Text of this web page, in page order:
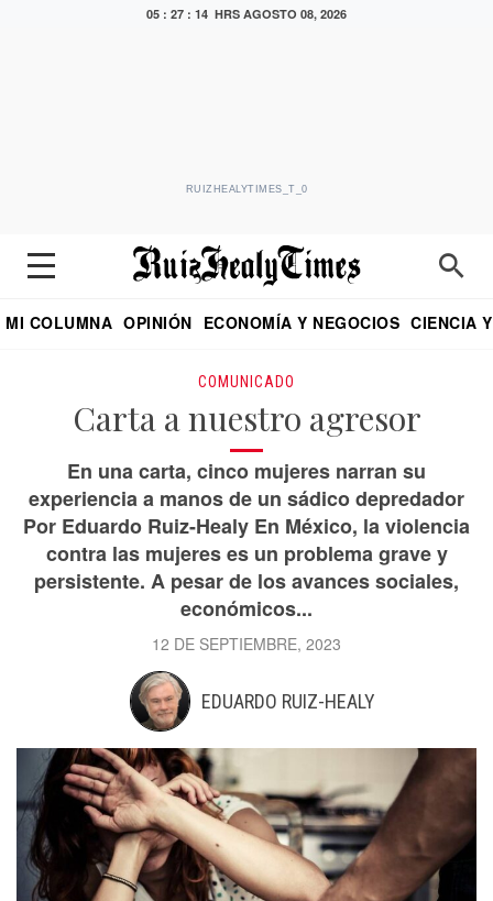
05 : 27 : 15 HRS AGOSTO 08, 2026
RUIZHEALYTIMES_T_0
MI COLUMNA OPINIÓN ECONOMÍA Y NEGOCIOS CIENCIA
COMUNICADO
Carta a nuestro agresor
En una carta, cinco mujeres narran su
experiencia a manos de un sádico depredador
Por Eduardo Ruiz-Healy En México, la violencia
contra las mujeres es un problema grave y
persistente. A pesar de los avances sociales,
económicos...
12 DE SEPTIEMBRE, 2023
EDUARDO RUIZ-HEALY